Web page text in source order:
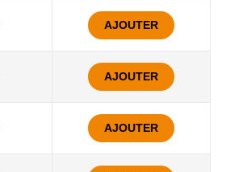
AJOUTER
AJOUTER
AJOUTER